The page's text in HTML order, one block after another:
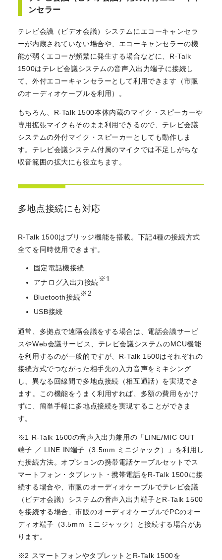
ンセラー
テレビ会議（ビデオ会議）システムにエコーキャンセラ
ーが内蔵されていない場合や、エコーキャンセラーの機
能が弱くエコーが頻繁に発生する場合などに、R-Talk
1500はテレビ会議システムの音声入出力端子に接続し
て、外付エコーキャンセラーとして利用できます（市販
のオーディオケーブルを利用）。
もちろん、R-Talk 1500本体内蔵のマイク・スピーカーや
専用拡張マイクもそのまま利用できるので、テレビ会議
システムの外付マイク・スピーカーとしても動作しま
す。テレビ会議システム付属のマイクでは不足しがちな
収音範囲の拡大にも役立ちます。
多地点接続にも対応
R-Talk 1500はブリッジ機能を搭載。下記4種の接続方式
全てを同時使用できます。
固定電話機接続
アナログ入出力接続※1
Bluetooth接続※2
USB接続
通常、多拠点で遠隔会議をする場合は、電話会議サービ
スやWeb会議サービス、テレビ会議システムのMCU機能
を利用するのが一般的ですが、R-Talk 1500はそれぞれの
接続方式でつながった相手先の入力音声をミキシング
し、異なる回線間で多地点接続（相互通話）を実現でき
ます。この機能をうまく利用すれば、多額の費用をかけ
ずに、簡単手軽に多地点接続を実現することができま
す。
※1 R-Talk 1500の音声入出力兼用の「LINE/MIC OUT
端子 ／ LINE IN端子（3.5mm ミニジャック）」を利用し
た接続方法。オプションの携帯電話ケーブルセットでス
マートフォン・タブレット・携帯電話をR-Talk 1500に接
続する場合や、市販のオーディオケーブルでテレビ会議
（ビデオ会議）システムの音声入出力端子とR-Talk 1500
を接続する場合、市販のオーディオケーブルでPCのオー
ディオ端子（3.5mm ミニジャック）と接続する場合があ
ります。
※2 スマートフォンやタブレットとR-Talk 1500を